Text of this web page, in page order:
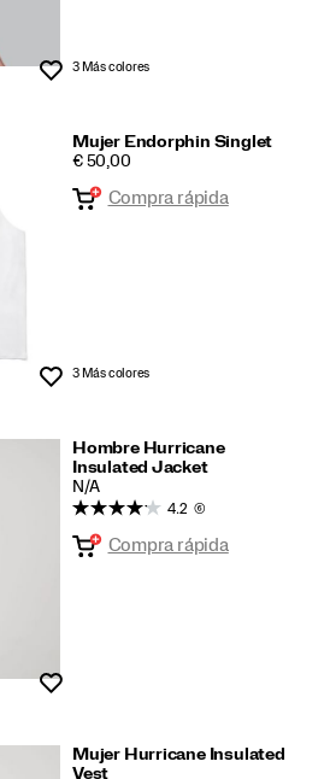
Lista de deseos
3 Más colores
Mujer Endorphin Singlet
PRICE
€ 50,00
Lista de deseos
Compra rápida
3 Más colores
Hombre Hurricane
Insulated Jacket
N/A
4.2 (6)
Compra rápida
Mujer Hurricane Insulated
Vest